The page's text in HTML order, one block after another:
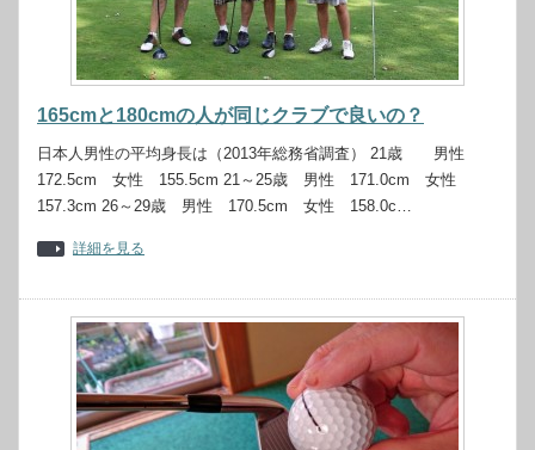
165cmと180cmの人が同じクラブで良いの？
日本人男性の平均身長は（2013年総務省調査） 21歳 男性
172.5cm 女性 155.5cm 21～25歳 男性 171.0cm 女性
157.3cm 26～29歳 男性 170.5cm 女性 158.0c…
詳細を見る